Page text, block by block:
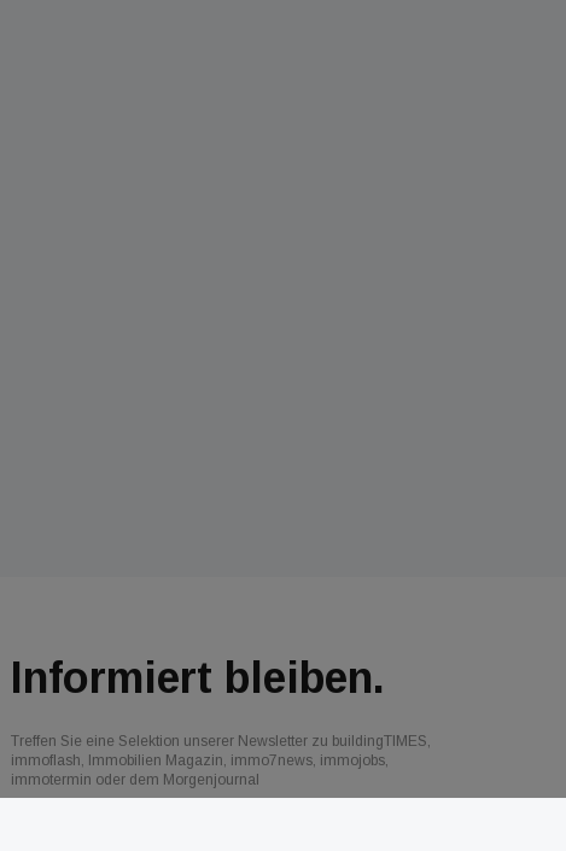
Informiert bleiben.
Treffen Sie eine Selektion unserer Newsletter zu buildingTIMES,
immoflash, Immobilien Magazin, immo7news, immojobs,
immotermin oder dem Morgenjournal